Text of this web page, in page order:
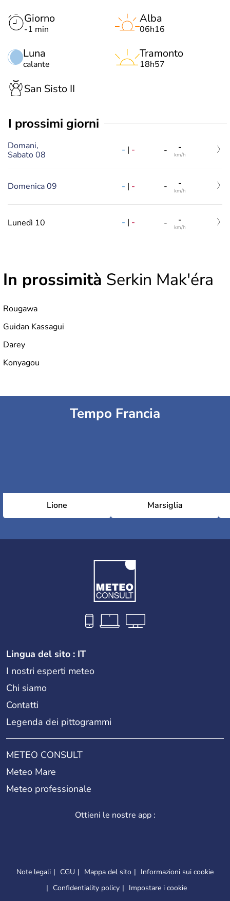
Giorno
-1 min
Luna
calante
Alba
06h16
Tramonto
18h57
San Sisto II
i prossimi giorni
Domani,
Sabato 08
- | - - -
km/h
Domenica 09 - | - - -
km/h
Lunedì 10 - | - - -
km/h
In prossimità Serkin Mak'éra
Rougawa
Guidan Kassagui
Darey
Konyagou
Tempo Francia
Lione Marsiglia
Lingua del sito : IT
I nostri esperti meteo
Chi siamo
Contatti
Legenda dei pittogrammi
METEO CONSULT
Meteo Mare
Meteo professionale
Ottieni le nostre app :
Note legali CGU Mappa del sito
Informazioni sui cookie
Confidentiality policy
Impostare i cookie